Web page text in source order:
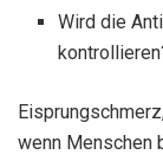
Wird die
wenn Menschen